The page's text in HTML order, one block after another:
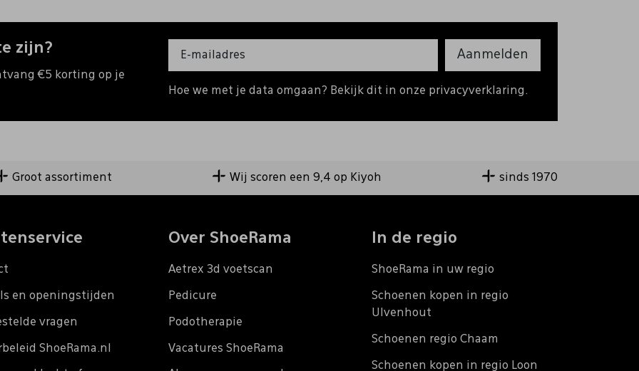
zijn?
€5 korting op je
Aanmelden
Hoe we met je data omgaan? Bekijk dit in onze privacyverklaring.
Groot assortiment Wij scoren een 9,4 op Kiyoh sinds 1970
en openingstijden
vragen
ShoeRama.nl
Over ShoeRama
Aetrex 3d voetscan
Pedicure
Podotherapie
Vacatures ShoeRama
In de regio
ShoeRama in uw regio
Schoenen kopen in regio
Ulvenhout
Schoenen regio Chaam
Schoenen kopen in regio Loon